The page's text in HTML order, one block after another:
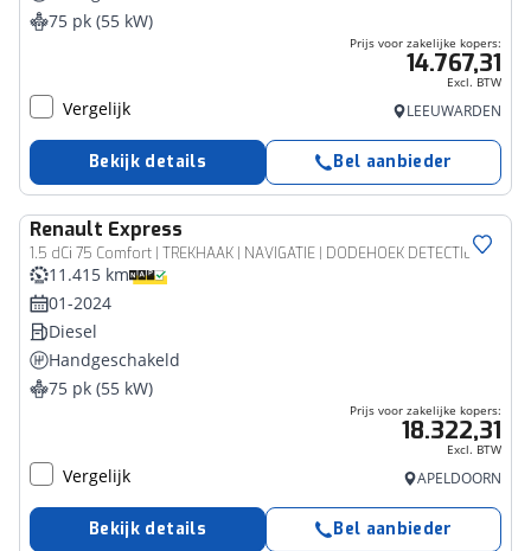
75 pk (55 kW)
Prijs voor zakelijke kopers:
14.767,31
Excl. BTW
Vergelijk LEEUWARDEN
Bekijk details Bel aanbieder
Renault Express
1.5 dCi 75 Comfort | TREKHAAK | NAVIGATIE | DODEHOEK DETECTIE | ACHTERUITRIJCAMERA |
Bedrijfswagen
11.415 km
01-2024
Diesel
Handgeschakeld
75 pk (55 kW)
Prijs voor zakelijke kopers:
18.322,31
Excl. BTW
Vergelijk APELDOORN
Bekijk details Bel aanbieder